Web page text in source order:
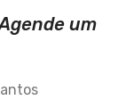
um